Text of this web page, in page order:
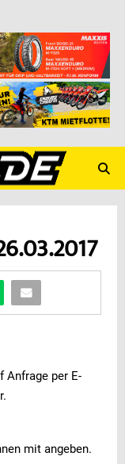
Anfrage per E-
mit angeben.